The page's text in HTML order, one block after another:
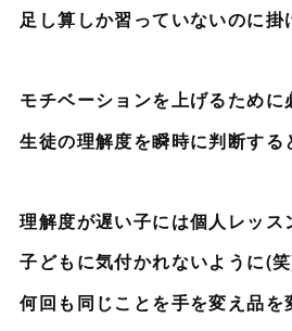
足し算しか習っていないのに掛
モチベーションを上げるために
生徒の理解度を瞬時に判断する
理解度が遅い子には個人レッス
子どもに気付かれないように(
何回も同じことを手を変え品を